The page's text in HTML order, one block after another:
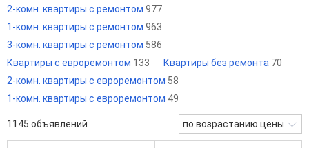
2-комн. квартиры с ремонтом 977
1-комн. квартиры с ремонтом 963
3-комн. квартиры с ремонтом 586
Квартиры с евроремонтом 133 Квартиры без ремонта 70
2-комн. квартиры с евроремонтом 58
1-комн. квартиры с евроремонтом 49
1145 объявлений по возрастанию цены